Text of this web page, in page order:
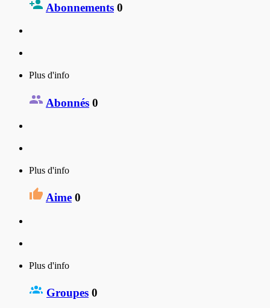
Abonnements 0
Plus d'info
Abonnés 0
Plus d'info
Aime 0
Plus d'info
Groupes 0